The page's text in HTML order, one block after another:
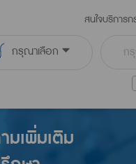
สนใจบริการ
กรุณาเลือก
เพิ่มเติม